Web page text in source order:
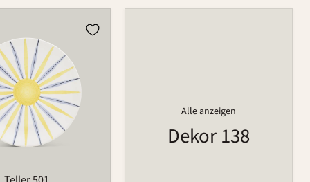
Alle anzeigen
Dekor 138